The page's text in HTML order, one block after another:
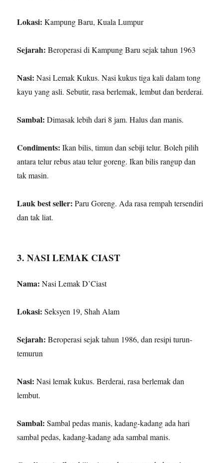
Lokasi: Kampung Baru, Kuala Lumpur
Sejarah: Beroperasi di Kampung Baru sejak tahun 1963
Nasi: Nasi Lemak Kukus. Nasi kukus tiga kali dalam tong
kayu yang asli. Sebutir, rasa berlemak, lembut dan berderai.
Sambal: Dimasak lebih dari 8 jam. Halus dan manis.
Condiments: Ikan bilis, timun dan sebiji telur. Boleh pilih
antara telur rebus atau telur goreng. Ikan bilis rangup dan
tak masin.
Lauk best seller: Paru Goreng. Ada rasa rempah tersendiri
dan tak liat.
3. NASI LEMAK CIAST
Nama: Nasi Lemak D’Ciast
Lokasi: Seksyen 19, Shah Alam
Sejarah: Beroperasi sejak tahun 1986, dan resipi turun-
temurun
Nasi: Nasi lemak kukus. Berderai, rasa berlemak dan
lembut.
Sambal: Sambal pedas manis, kadang-kadang ada hari
sambal pedas, kadang-kadang ada sambal manis.